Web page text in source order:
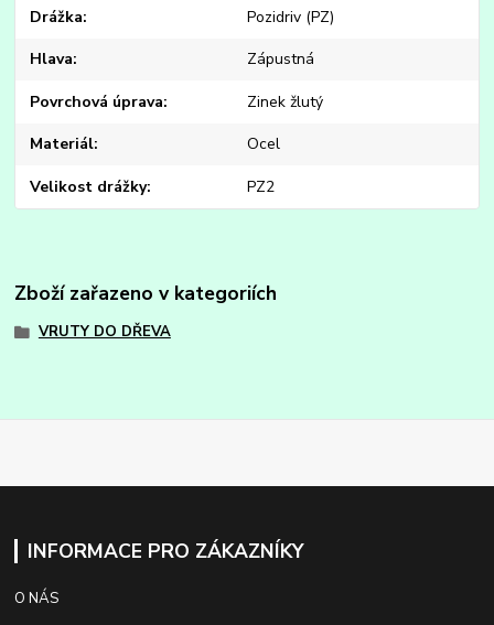
Drážka Pozidriv (PZ)
Hlava Zápustná
Povrchová úprava Zinek žlutý
Materiál Ocel
Velikost drážky PZ2
Zboží zařazeno v kategoriích
VRUTY DO DŘEVA
INFORMACE PRO ZÁKAZNÍKY
O NÁS